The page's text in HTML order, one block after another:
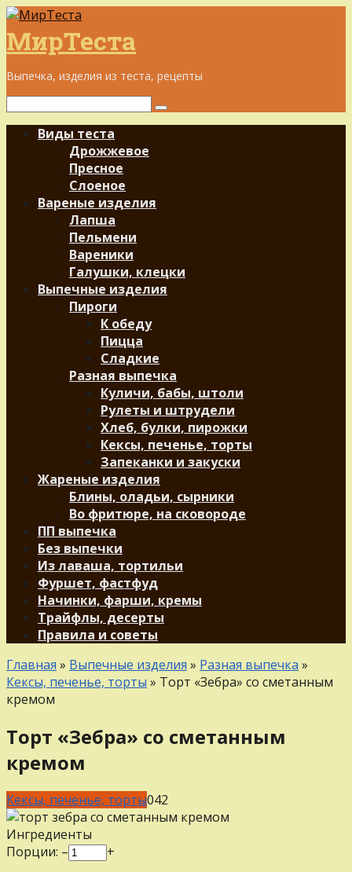
Перейти
к
контенту
МирТеста
Выпечка, изделия из теста, рецепты
Поиск:
Виды теста
Дрожжевое
Пресное
Слоеное
Вареные изделия
Лапша
Пельмени
Вареники
Галушки, клецки
Выпечные изделия
Пироги
К обеду
Пицца
Сладкие
Разная выпечка
Куличи, бабы, штоли
Рулеты и штрудели
Хлеб, булки, пирожки
Кексы, печенье, торты
Запеканки и закуски
Жареные изделия
Блины, оладьи, сырники
Во фритюре, на сковороде
ПП выпечка
Без выпечки
Из лаваша, тортильи
Фуршет, фастфуд
Начинки, фарши, кремы
Трайфлы, десерты
Правила и советы
Главная » Выпечные изделия » Разная выпечка »
Кексы, печенье, торты » Торт «Зебра» со сметанным
кремом
Торт «Зебра» со сметанным
кремом
Кексы, печенье, торты042
Ингредиенты
Порции: –
+